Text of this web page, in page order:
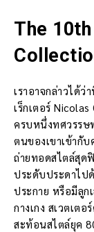
The
เราอาจกล่าวได้
เร็กเตอร์
ครบหนึ่งทศวรรษ
ตนของเขาเข้ากั
ถ่ายทอดสไตล์สุด
ประดับประดาไป
ประกาย หรือมีลูก
กางเกง สเวตเต
สะท้อนสไตล์ยุค